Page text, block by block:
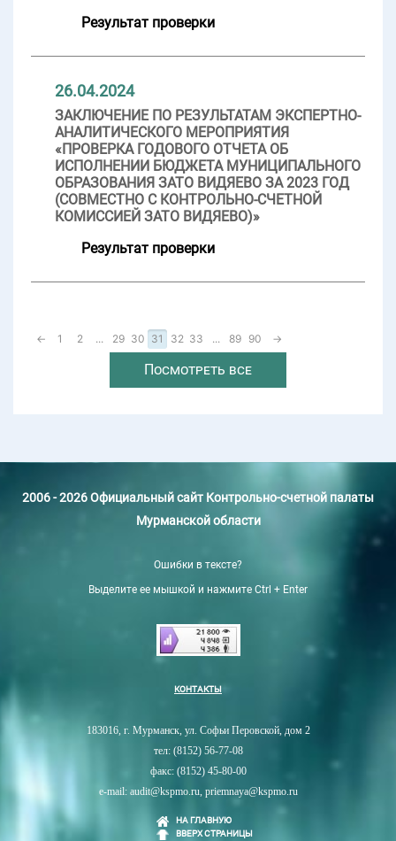
Результат проверки
26.04.2024
ЗАКЛЮЧЕНИЕ ПО РЕЗУЛЬТАТАМ ЭКСПЕРТНО-
АНАЛИТИЧЕСКОГО МЕРОПРИЯТИЯ
«ПРОВЕРКА ГОДОВОГО ОТЧЕТА ОБ
ИСПОЛНЕНИИ БЮДЖЕТА МУНИЦИПАЛЬНОГО
ОБРАЗОВАНИЯ ЗАТО ВИДЯЕВО ЗА 2023 ГОД
(СОВМЕСТНО С КОНТРОЛЬНО-СЧЕТНОЙ
КОМИССИЕЙ ЗАТО ВИДЯЕВО)»
Результат проверки
← 1 2 ... 29 30 31 32 33 ... 89 90 →
Посмотреть все
2006 - 2026 Официальный сайт Контрольно-счетной палаты
Мурманской области
Ошибки в тексте?
Выделите ее мышкой и нажмите Ctrl + Enter
КОНТАКТЫ
183016, г. Мурманск, ул. Софьи Перовской, дом 2
тел: (8152) 56-77-08
факс: (8152) 45-80-00
e-mail: audit@kspmo.ru, priemnaya@kspmo.ru
НА ГЛАВНУЮ
ВВЕРХ СТРАНИЦЫ